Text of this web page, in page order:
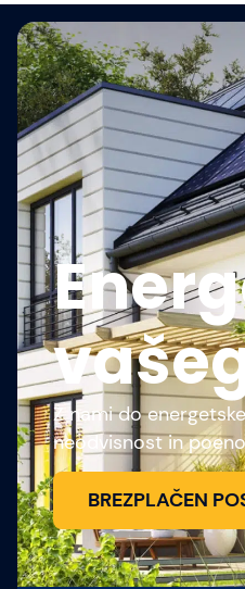
Z nami do
neodvisnost in
BREZPLAČEN